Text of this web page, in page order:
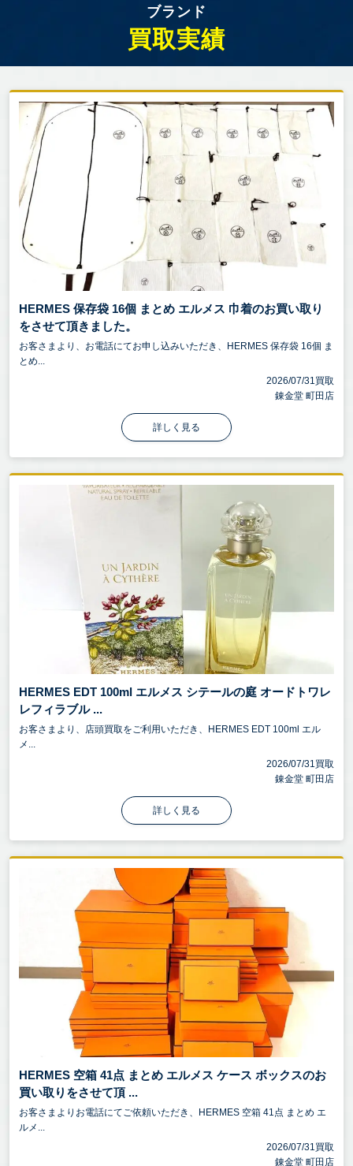
ブランド
買取実績
HERMES 保存袋 16個 まとめ エルメス 巾着のお買い取り
をさせて頂きました。
お客さまより、お電話にてお申し込みいただき、HERMES 保存袋 16個 ま
とめ...
2026/07/31買取
錬金堂 町田店
詳しく見る
HERMES EDT 100ml エルメス シテールの庭 オードトワレ
レフィラブル ...
お客さまより、店頭買取をご利用いただき、HERMES EDT 100ml エル
メ...
2026/07/31買取
錬金堂 町田店
詳しく見る
HERMES 空箱 41点 まとめ エルメス ケース ボックスのお
買い取りをさせて頂 ...
お客さまよりお電話にてご依頼いただき、HERMES 空箱 41点 まとめ エ
ルメ...
2026/07/31買取
錬金堂 町田店